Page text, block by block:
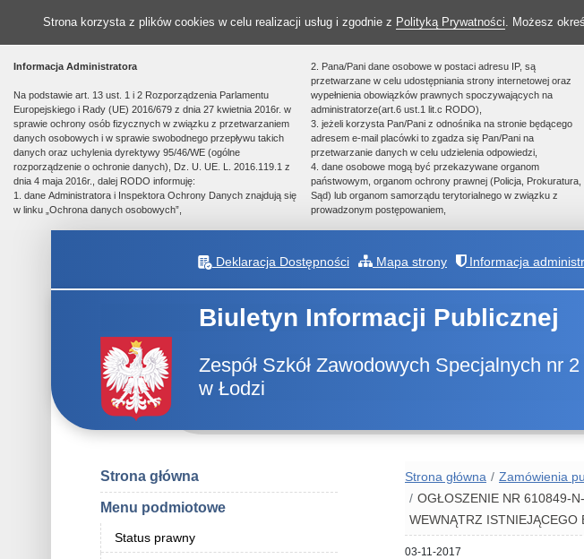
Strona korzysta z plików cookies w celu realizacji usług i zgodnie z Polityką Prywatności. Możesz
Informacja Administratora
Na podstawie art. 13 ust. 1 i 2 Rozporządzenia Parlamentu
Europejskiego i Rady (UE) 2016/679 z dnia 27 kwietnia 2016r. w
sprawie ochrony osób fizycznych w związku z przetwarzaniem
danych osobowych i w sprawie swobodnego przepływu takich
danych oraz uchylenia dyrektywy 95/46/WE (ogólne
rozporządzenie o ochronie danych), Dz. U. UE. L. 2016.119.1 z
dnia 4 maja 2016r., dalej RODO informuję:
1. dane Administratora i Inspektora Ochrony Danych znajdują się
w linku „Ochrona danych osobowych”,
2. Pana/Pani dane osobowe w postaci adresu IP, są
przetwarzane w celu udostępniania strony internetowej oraz
wypełnienia obowiązków prawnych spoczywających na
administratorze(art.6 ust.1 lit.c RODO),
3. jeżeli korzysta Pan/Pani z odnośnika na stronie będącego
adresem e-mail placówki to zgadza się Pan/Pani na
przetwarzanie danych w celu udzielenia odpowiedzi,
4. dane osobowe mogą być przekazywane organom
państwowym, organom ochrony prawnej (Policja, Prokuratura,
Sąd) lub organom samorządu terytorialnego w związku z
prowadzonym postępowaniem,
Deklaracja Dostępności Mapa strony Informacja
Biuletyn Informacji Publicznej
Zespół Szkół Zawodowych Specjalnych nr 2
w Łodzi
Strona główna
Menu podmiotowe
Status prawny
Strona główna
Zamówienia
OGŁOSZENIE NR 610849-
WEWNĄTRZ ISTNIEJĄCEGO
03-11-2017